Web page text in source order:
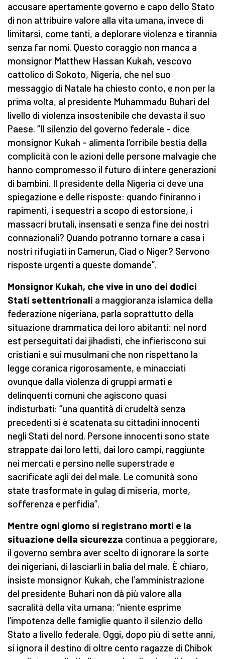
accusare apertamente governo e capo dello Stato
di non attribuire valore alla vita umana, invece di
limitarsi, come tanti, a deplorare violenza e tirannia
senza far nomi. Questo coraggio non manca a
monsignor Matthew Hassan Kukah, vescovo
cattolico di Sokoto, Nigeria, che nel suo
messaggio di Natale ha chiesto conto, e non per la
prima volta, al presidente Muhammadu Buhari del
livello di violenza insostenibile che devasta il suo
Paese. “Il silenzio del governo federale – dice
monsignor Kukah – alimenta l’orribile bestia della
complicità con le azioni delle persone malvagie che
hanno compromesso il futuro di intere generazioni
di bambini. Il presidente della Nigeria ci deve una
spiegazione e delle risposte: quando finiranno i
rapimenti, i sequestri a scopo di estorsione, i
massacri brutali, insensati e senza fine dei nostri
connazionali? Quando potranno tornare a casa i
nostri rifugiati in Camerun, Ciad o Niger? Servono
risposte urgenti a queste domande”.
Monsignor Kukah, che vive in uno dei dodici
Stati settentrionali a maggioranza islamica della
federazione nigeriana, parla soprattutto della
situazione drammatica dei loro abitanti: nel nord
est perseguitati dai jihadisti, che infieriscono sui
cristiani e sui musulmani che non rispettano la
legge coranica rigorosamente, e minacciati
ovunque dalla violenza di gruppi armati e
delinquenti comuni che agiscono quasi
indisturbati: “una quantità di crudeltà senza
precedenti si è scatenata su cittadini innocenti
negli Stati del nord. Persone innocenti sono state
strappate dai loro letti, dai loro campi, raggiunte
nei mercati e persino nelle superstrade e
sacrificate agli dei del male. Le comunità sono
state trasformate in gulag di miseria, morte,
sofferenza e perfidia”.
Mentre ogni giorno si registrano morti e la
situazione della sicurezza continua a peggiorare,
il governo sembra aver scelto di ignorare la sorte
dei nigeriani, di lasciarli in balia del male. È chiaro,
insiste monsignor Kukah, che l’amministrazione
del presidente Buhari non dà più valore alla
sacralità della vita umana: “niente esprime
l’impotenza delle famiglie quanto il silenzio dello
Stato a livello federale. Oggi, dopo più di sette anni,
si ignora il destino di oltre cento ragazze di Chibok